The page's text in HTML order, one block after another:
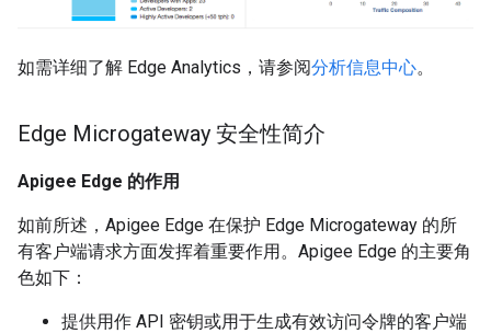
如需详细了解 Edge Analytics，请参阅分析信息中心。
Edge Microgateway 安全性简介
Apigee Edge 的作用
如前所述，Apigee Edge 在保护 Edge Microgateway 的所
有客户端请求方面发挥着重要作用。Apigee Edge 的主要角
色如下：
提供用作 API 密钥或用于生成有效访问令牌的客户端